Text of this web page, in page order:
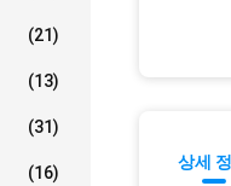
(21)
(13)
(31)
(16)
상세